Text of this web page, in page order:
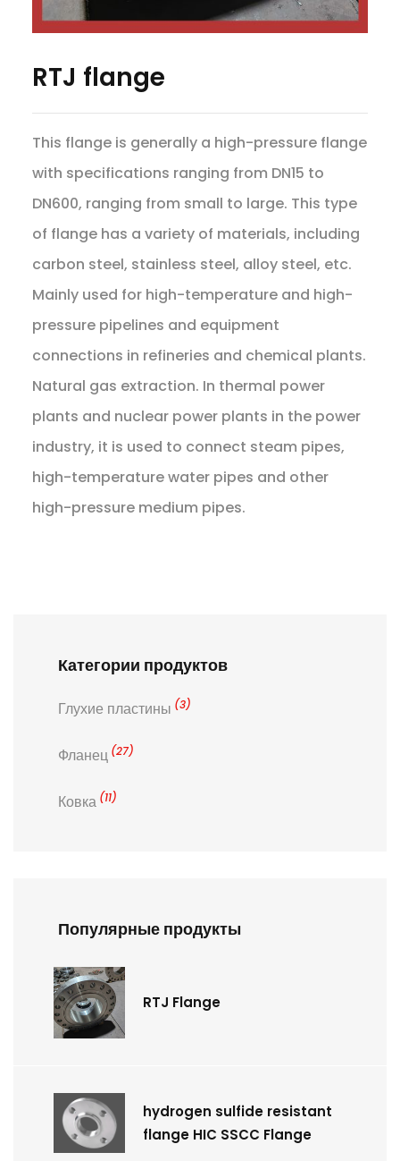
RTJ flange
This flange is generally a high-pressure flange
with specifications ranging from DN15 to
DN600, ranging from small to large. This type
of flange has a variety of materials, including
carbon steel, stainless steel, alloy steel, etc.
Mainly used for high-temperature and high-
pressure pipelines and equipment
connections in refineries and chemical plants.
Natural gas extraction. In thermal power
plants and nuclear power plants in the power
industry, it is used to connect steam pipes,
high-temperature water pipes and other
high-pressure medium pipes.
Категории продуктов
Глухие пластины (3)
Фланец (27)
Ковка (11)
Популярные продукты
RTJ Flange
hydrogen sulfide resistant
flange HIC SSCC Flange